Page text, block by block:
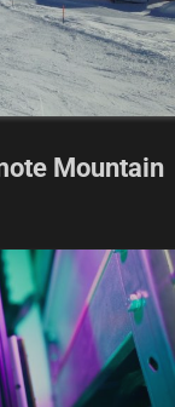
Mountain